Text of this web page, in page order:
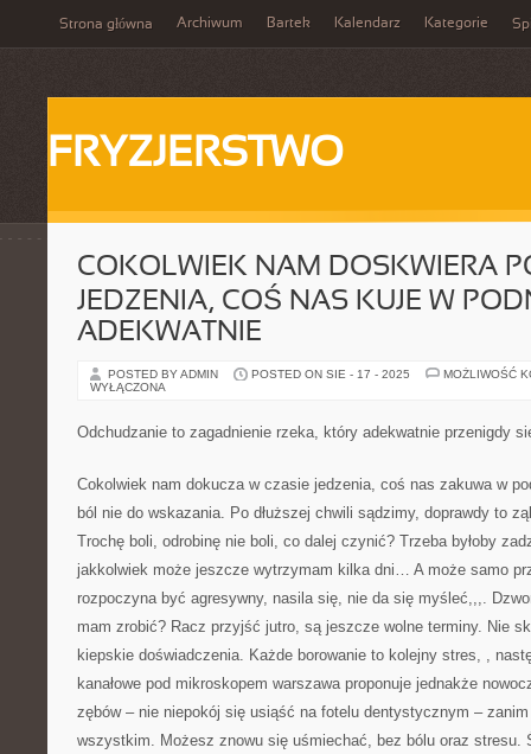
Strona główna Archiwum Bartek Kalendarz Kategorie
FRYZJERSTWO
COKOLWIEK NAM DOSKWIERA
JEDZENIA, COŚ NAS KUJE W
ADEKWATNIE
POSTED BY ADMIN POSTED ON SIE - 17 - 2025
MOŻLIWOŚĆ
WYŁĄCZONA
Odchudzanie to zagadnienie rzeka, który adekwatnie przenigdy
Cokolwiek nam dokucza w czasie jedzenia, coś nas zakuwa w
ból nie do wskazania. Po dłuższej chwili sądzimy, doprawdy to
Trochę boli, odrobinę nie boli, co dalej czynić? Trzeba byłoby
jakkolwiek może jeszcze wytrzymam kilka dni… A może samo
rozpoczyna być agresywny, nasila się, nie da się myśleć,,,.
mam zrobić? Racz przyjść jutro, są jeszcze wolne terminy. Nie
kiepskie doświadczenia. Każde borowanie to kolejny stres, ,
kanałowe pod mikroskopem warszawa proponuje jednakże
zębów – nie niepokój się usiąść na fotelu dentystycznym –
wszystkim. Możesz znowu się uśmiechać, bez bólu oraz stresu.